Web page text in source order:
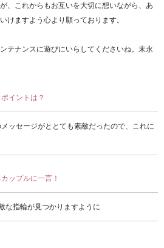
、これからもお互いを大切に想いながら、あ
けますよう心より願っております。
テナンスに遊びにいらしてくださいね。末永
イントは？
ッセージがととても素敵だったので、これに
ップルに一言！
な指輪が見つかりますように